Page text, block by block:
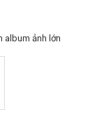
album ảnh lớn